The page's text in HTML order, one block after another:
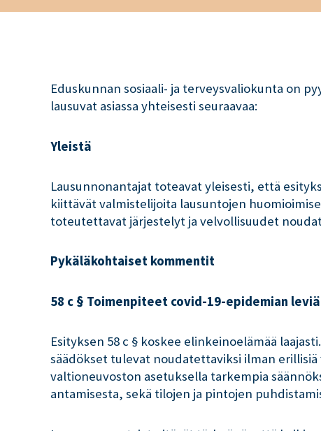
Eduskunnan sosiaali- ja terveysvaliokunta on
lausuvat asiassa yhteisesti seuraavaa:
Yleistä
Lausunnonantajat toteavat yleisesti, että
kiittävät valmistelijoita lausuntojen
toteutettavat järjestelyt ja velvollisuudet
Pykäläkohtaiset kommentit
58 c § Toimenpiteet covid-19-epidemian
Esityksen 58 c § koskee elinkeinoelämää
säädökset tulevat noudatettaviksi ilman erillisiä
valtioneuvoston asetuksella tarkempia
antamisesta, sekä tilojen ja pintojen